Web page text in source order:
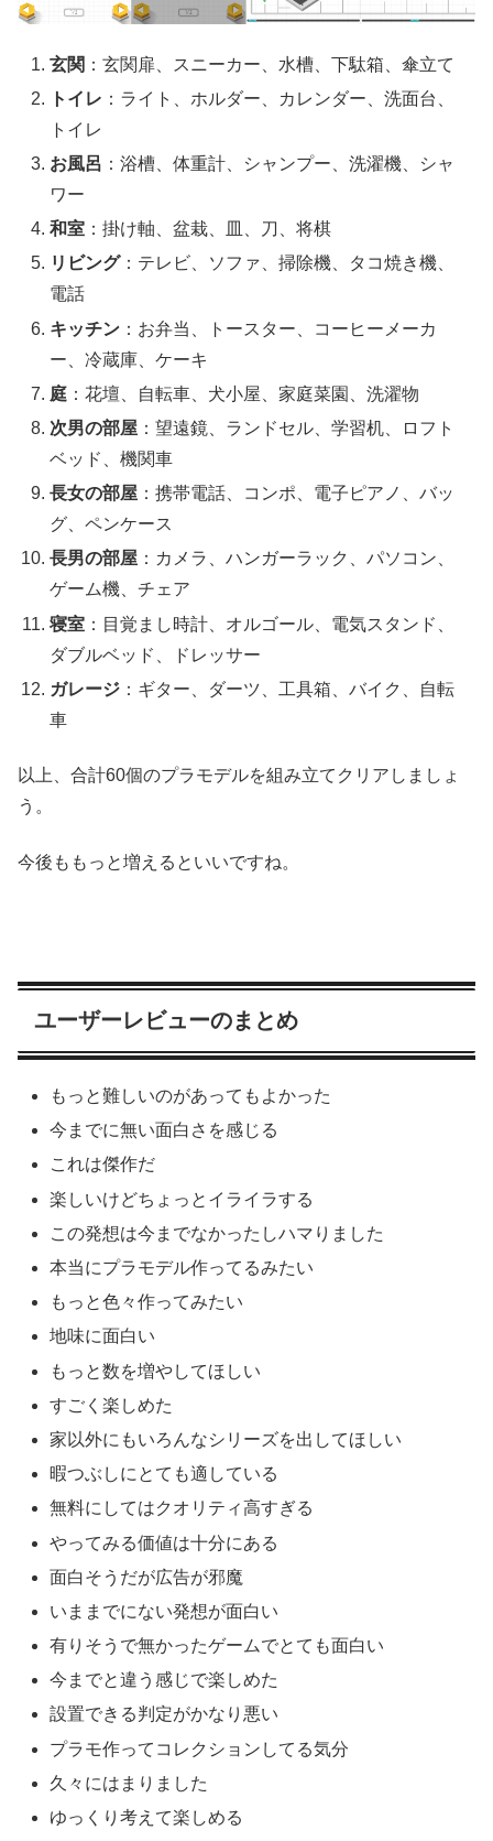
玄関 ：玄関扉、スニーカー、水槽、下駄箱、傘立て
トイレ ：ライト、ホルダー、カレンダー、洗面台、
トイレ
お風呂 ：浴槽、体重計、シャンプー、洗濯機、シャ
ワー
和室 ：掛け軸、盆栽、皿、刀、将棋
リビング：テレビ、ソファ、掃除機、タコ焼き機、
電話
キッチン ：お弁当、トースター、コーヒーメーカ
ー、冷蔵庫、ケーキ
庭 ：花壇、自転車、犬小屋、家庭菜園、洗濯物
次男の部屋 ：望遠鏡、ランドセル、学習机、ロフト
ベッド、機関車
長女の部屋 ：携帯電話、コンポ、電子ピアノ、バッ
グ、ペンケース
長男の部屋 ：カメラ、ハンガーラック、パソコン、
ゲーム機、チェア
寝室 ：目覚まし時計、オルゴール、電気スタンド、
ダブルベッド、ドレッサー
ガレージ ：ギター、ダーツ、工具箱、バイク、自転
車
以上、合計60個のプラモデルを組み立てクリアしましょ
う。
今後ももっと増えるといいですね。
ユーザーレビューのまとめ
もっと難しいのがあってもよかった
今までに無い面白さを感じる
これは傑作だ
楽しいけどちょっとイライラする
この発想は今までなかったしハマりました
本当にプラモデル作ってるみたい
もっと色々作ってみたい
地味に面白い
もっと数を増やしてほしい
すごく楽しめた
家以外にもいろんなシリーズを出してほしい
暇つぶしにとても適している
無料にしてはクオリティ高すぎる
やってみる価値は十分にある
面白そうだが広告が邪魔
いままでにない発想が面白い
有りそうで無かったゲームでとても面白い
今までと違う感じで楽しめた
設置できる判定がかなり悪い
プラモ作ってコレクションしてる気分
久々にはまりました
ゆっくり考えて楽しめる